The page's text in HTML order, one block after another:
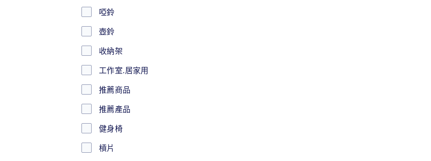
啞鈴
壺鈴
收納架
工作室.居家用
推薦商品
推薦產品
健身椅
槓片